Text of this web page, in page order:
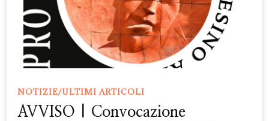
NOTIZIE/ULTIMI ARTICOLI
AVVISO | Convocazione